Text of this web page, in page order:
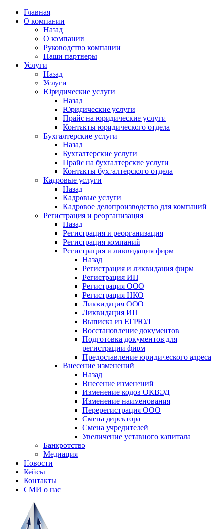
Главная
О компании
Назад
О компании
Руководство компании
Наши партнеры
Услуги
Назад
Услуги
Юридические услуги
Назад
Юридические услуги
Прайс на юридические услуги
Контакты юридического отдела
Бухгалтерские услуги
Назад
Бухгалтерские услуги
Прайс на бухгалтерские услуги
Контакты бухгалтерского отдела
Кадровые услуги
Назад
Кадровые услуги
Кадровое делопроизводство для компаний
Регистрация и реорганизация
Назад
Регистрация и реорганизация
Регистрация компаний
Регистрация и ликвидация фирм
Назад
Регистрация и ликвидация фирм
Регистрация ИП
Регистрация ООО
Регистрация НКО
Ликвидация ООО
Ликвидация ИП
Выписка из ЕГРЮЛ
Восстановление документов
Подготовка документов для
регистрации фирм
Предоставление юридического адреса
Внесение изменений
Назад
Внесение изменений
Изменение кодов ОКВЭД
Изменение наименования
Перерегистрация ООО
Смена директора
Смена учредителей
Увеличение уставного капитала
Банкротство
Медиация
Новости
Кейсы
Контакты
СМИ о нас